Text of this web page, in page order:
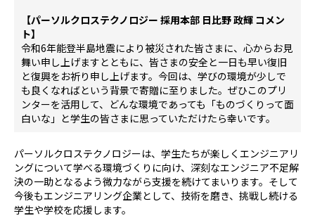
【パーソルクロステクノロジー 採用本部 日比野 政輝 コメン
ト】
令和6年能登半島地震により被災された皆さまに、心からお見
舞い申し上げますとともに、皆さまの安全と一日も早い復旧
と復興をお祈り申し上げます。今回は、学びの環境が少しで
も良くなればという背景で寄贈に至りました。ぜひこのプリ
ンターを活用して、どんな環境であっても「ものづくりって面
白いな」と学生の皆さまに思っていただけたら幸いです。
パーソルクロステクノロジーは、学生たちが楽しくエンジニアリ
ングについて学べる環境づくりに向け、深刻なエンジニア不足解
決の一助となるよう微力ながら支援を続けてまいります。そして
今後もエンジニアリング企業として、技術を磨き、挑戦し続ける
学生や学校を応援します。